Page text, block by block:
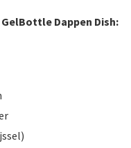
Dappen Dish: